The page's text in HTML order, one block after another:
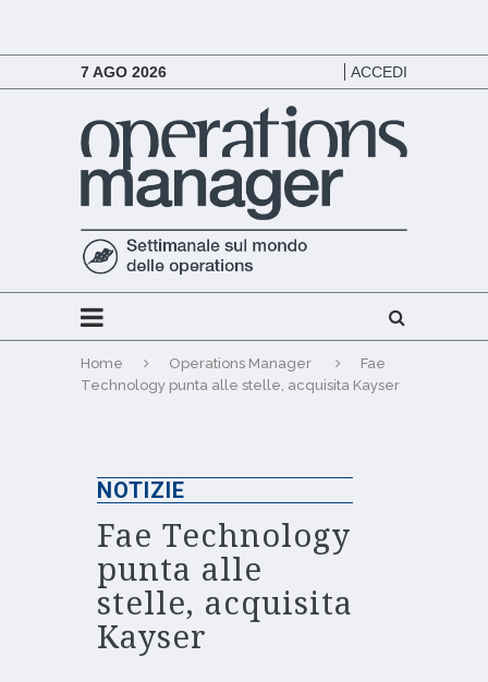
7 AGO 2026 ACCEDI
Home Operations Manager
Fae
Technology punta alle stelle, acquisita Kayser
NOTIZIE
Fae Technology
punta alle
stelle, acquisita
Kayser